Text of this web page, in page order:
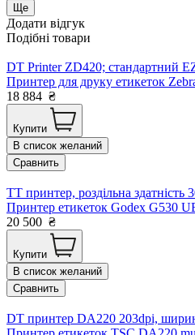
Ще
Додати відгук
Подібні товари
DT Printer ZD420; стандартний
Принтер для друку етикеток
18 884 ₴
Купити
В список желаний
Сравнить
TT принтер, роздільна
Принтер етикеток Godex G530
20 500 ₴
Купити
В список желаний
Сравнить
DT принтер DA220 203dpi,